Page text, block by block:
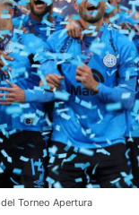
Torneo Apertura